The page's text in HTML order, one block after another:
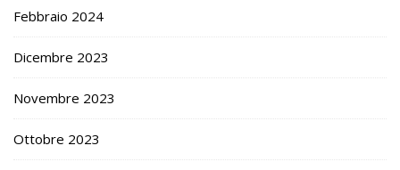
Febbraio 2024
Dicembre 2023
Novembre 2023
Ottobre 2023